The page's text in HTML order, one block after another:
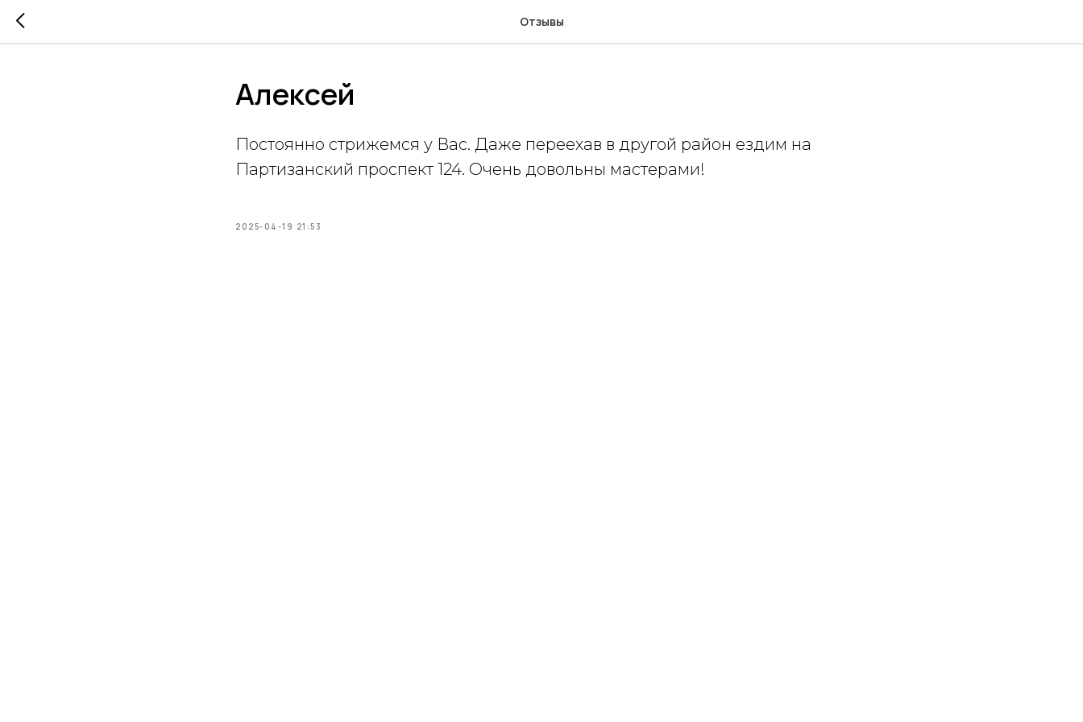
Отзывы
Алексей
Постоянно стрижемся у Вас. Даже переехав в другой район ездим на
Партизанский проспект 124. Очень довольны мастерами!
2025-04-19 21:53